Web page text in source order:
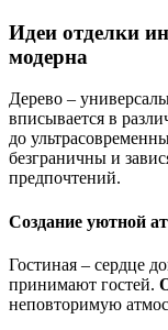
Идеи отделки
модерна
Дерево –
вписывается в
до
безграничны и
предпочтений.
Создание уютной
Гостиная – сердце
принимают гостей.
неповторимую